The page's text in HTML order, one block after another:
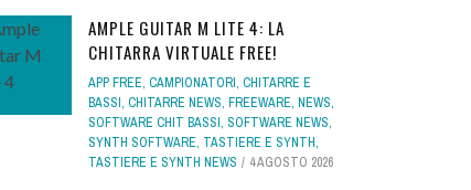
AMPLE GUITAR M LITE 4: LA
CHITARRA VIRTUALE FREE!
APP FREE, CAMPIONATORI, CHITARRE E
BASSI, CHITARRE NEWS, FREEWARE, NEWS,
SOFTWARE CHIT BASSI, SOFTWARE NEWS,
SYNTH SOFTWARE, TASTIERE E SYNTH,
TASTIERE E SYNTH NEWS
4 AGOSTO 2026